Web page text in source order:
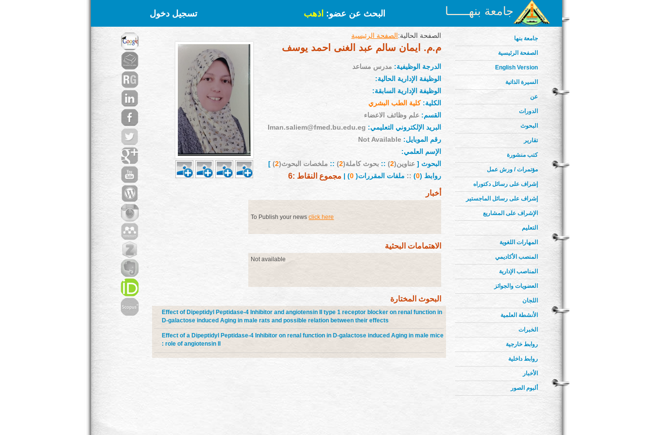
جامعة بنهــــــا البحث عن عضو: اذهب تسجيل دخول
جامعة بنها
الصفحة الرئيسية
English Version
السيرة الذاتية
عن
الدورات
البحوث
تقارير
كتب منشورة
مؤتمرات / ورش عمل
إشراف على رسائل دكتوراه
إشراف على رسائل الماجستير
الإشراف على المشاريع
التعليم
المهارات اللغوية
المنصب الأكاديمي
المناصب الإدارية
العضويات والجوائز
اللجان
الأنشطة العلمية
الخبرات
روابط خارجية
روابط داخلية
الأخبار
ألبوم الصور
الصفحة الحالية:الصفحة الرئيسية
م.م. ايمان سالم عبد الغنى احمد يوسف
الدرجة الوظيفية: مدرس مساعد
الوظيفة الإدارية الحالية:
الوظيفة الإدارية السابقة:
الكلية:كلية الطب البشري
القسم: علم وظائف الاعضاء
البريد الإلكتروني التعليمي: Iman.saliem@fmed.bu.edu.eg
رقم الموبايل: Not Available
الإسم العلمي:
البحوث [ عناوين(2
)
:: بحوث كاملة(2
)
:: ملخصات البحوث(2
)
]
روابط (0
)
:: ملفات المقررات(0
) | مجموع النقاط :6
أخبار
To Publish your newsclick here
الاهتمامات البحثية
Not available
البحوث المختارة
Effect of Dipeptidyl Peptidase-4 Inhibitor and angiotensin II type 1 receptor blocker on renal function in
D-galactose induced Aging in male rats and possible relation between their effects
Effect of a Dipeptidyl Peptidase-4 Inhibitor on renal function in D-galactose induced Aging in male mice
: role of angiotensin II